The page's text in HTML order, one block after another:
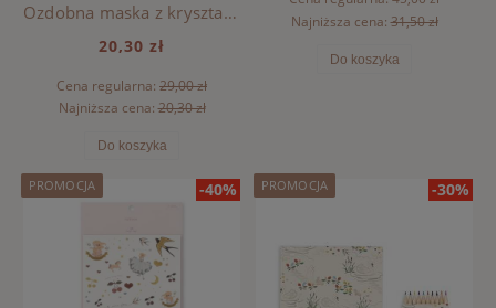
Ozdobna maska z kryształków Konges Sloejd - DINO
20,30 zł
Cena regularna: 29,00 zł
Najniższa cena:20,30 zł
Do koszyka
Najniższa cena:31,50 zł
Do koszyka
-40%
PROMOCJA -30%
PROMOCJA